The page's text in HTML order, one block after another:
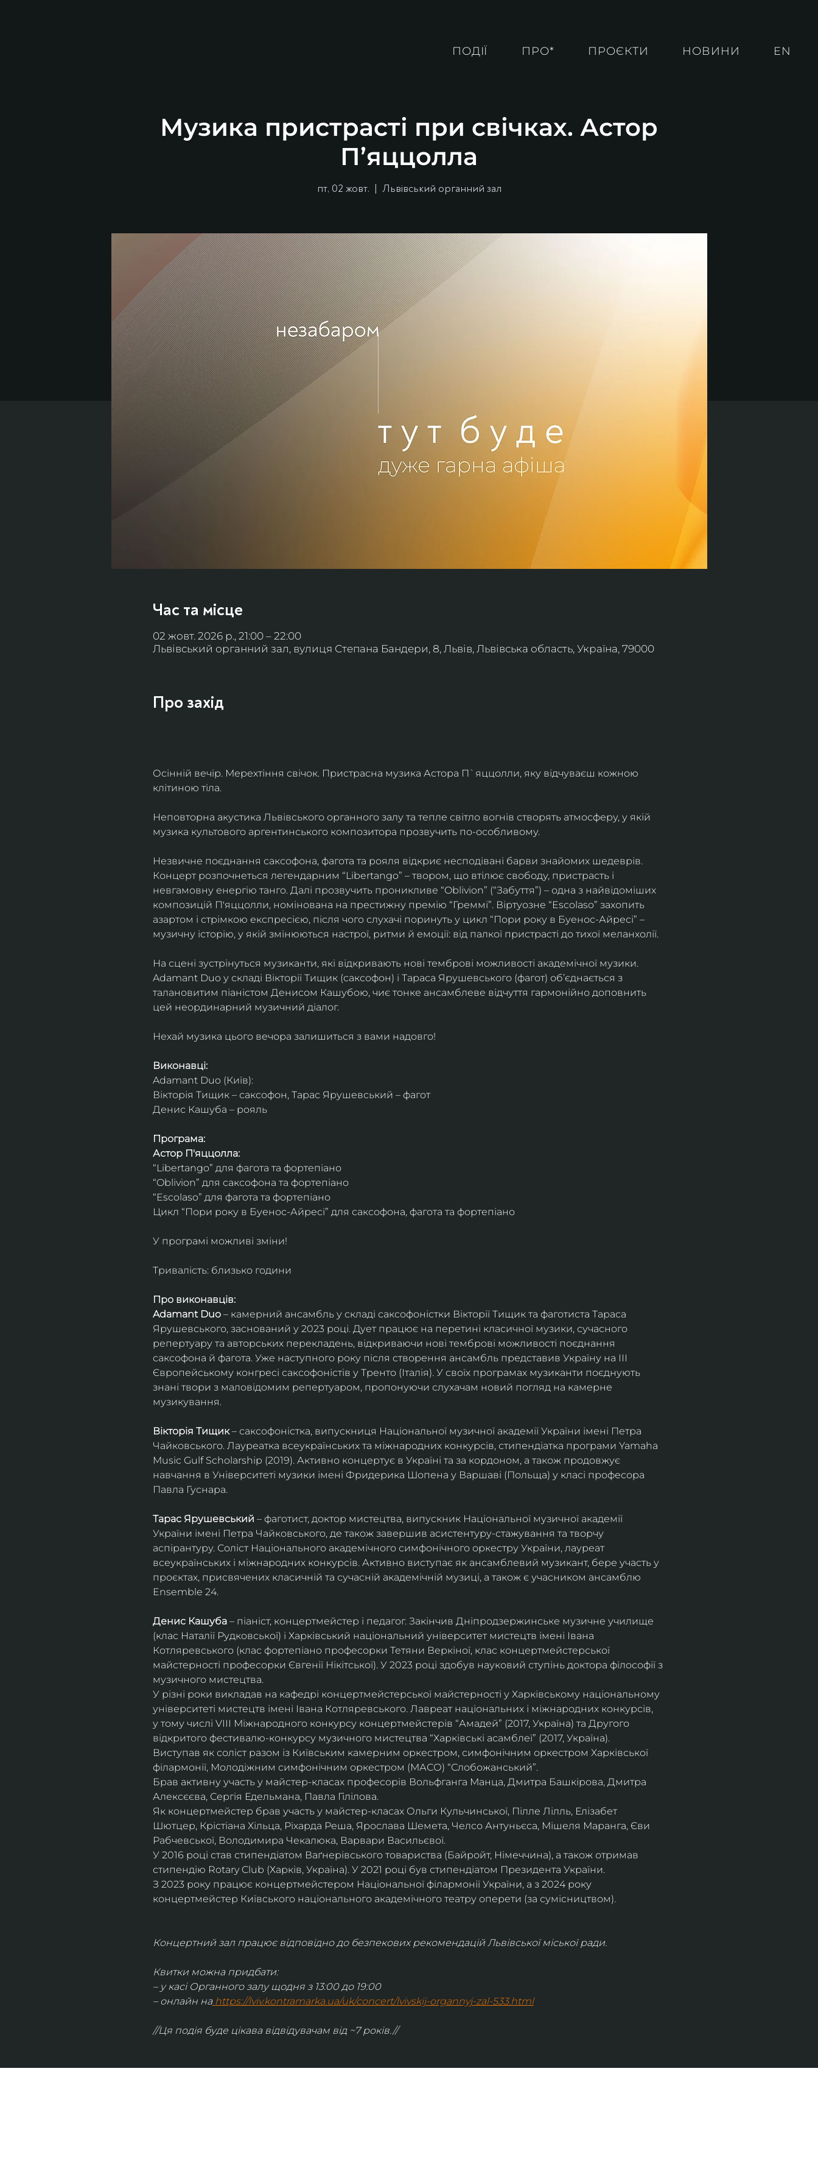
ПОДІЇ ПРО* ПРОЄКТИ НОВИНИ EN
Музика пристрасті при свічках. Астор
П’яццолла
пт, 02 жовт.
  |
Львівський органний зал
Час та місце
02 жовт. 2026 р., 21:00 – 22:00
Львівський органний зал, вулиця Степана Бандери, 8, Львів, Львівська область, Україна, 79000
Про захід
Осінній вечір. Мерехтіння свічок. Пристрасна музика Астора П`яццолли, яку відчуваєш кожною
клітиною тіла.
Неповторна акустика Львівського органного залу та тепле світло вогнів створять атмосферу, у якій
музика культового аргентинського композитора прозвучить по-особливому.
Незвичне поєднання саксофона, фагота та рояля відкриє несподівані барви знайомих шедеврів.
Концерт розпочнеться легендарним “Libertango” – твором, що втілює свободу, пристрасть і
невгамовну енергію танго. Далі прозвучить проникливе “Oblivion” (“Забуття”) – одна з найвідоміших
композицій П'яццолли, номінована на престижну премію “Греммі”. Віртуозне “Escolaso” захопить
азартом і стрімкою експресією, після чого слухачі поринуть у цикл “Пори року в Буенос-Айресі” –
музичну історію, у якій змінюються настрої, ритми й емоції: від палкої пристрасті до тихої меланхолії.
На сцені зустрінуться музиканти, які відкривають нові темброві можливості академічної музики.
Adamant Duo у складі Вікторії Тищик (саксофон) і Тараса Ярушевського (фагот) об’єднається з
талановитим піаністом Денисом Кашубою, чиє тонке ансамблеве відчуття гармонійно доповнить
цей неординарний музичний діалог.
Нехай музика цього вечора залишиться з вами надовго!
Виконавці:
Adamant Duo (Київ):
Вікторія Тищик – саксофон, Тарас Ярушевський – фагот
Денис Кашуба – рояль
Програма:
Астор П'яццолла:
“Libertango” для фагота та фортепіано
“Oblivion” для саксофона та фортепіано
“Escolaso” для фагота та фортепіано
Цикл “Пори року в Буенос-Айресі” для саксофона, фагота та фортепіано
У програмі можливі зміни!
Тривалість: близько години
Про виконавців:
Adamant Duo – камерний ансамбль у складі саксофоністки Вікторії Тищик та фаготиста Тараса
Ярушевського, заснований у 2023 році. Дует працює на перетині класичної музики, сучасного
репертуару та авторських перекладень, відкриваючи нові темброві можливості поєднання
саксофона й фагота. Уже наступного року після створення ансамбль представив Україну на ІІІ
Європейському конгресі саксофоністів у Тренто (Італія). У своїх програмах музиканти поєднують
знані твори з маловідомим репертуаром, пропонуючи слухачам новий погляд на камерне
музикування.
Вікторія Тищик – саксофоністка, випускниця Національної музичної академії України імені Петра
Чайковського. Лауреатка всеукраїнських та міжнародних конкурсів, стипендіатка програми Yamaha
Music Gulf Scholarship (2019). Активно концертує в Україні та за кордоном, а також продовжує
навчання в Університеті музики імені Фридерика Шопена у Варшаві (Польща) у класі професора
Павла Гуснара.
Тарас Ярушевський – фаготист, доктор мистецтва, випускник Національної музичної академії
України імені Петра Чайковського, де також завершив асистентуру-стажування та творчу
аспірантуру. Соліст Національного академічного симфонічного оркестру України, лауреат
всеукраїнських і міжнародних конкурсів. Активно виступає як ансамблевий музикант, бере участь у
проєктах, присвячених класичній та сучасній академічній музиці, а також є учасником ансамблю
Ensemble 24.
Денис Кашуба – піаніст, концертмейстер і педагог. Закінчив Дніпродзержинське музичне училище
(клас Наталії Рудковської) і Харківський національний університет мистецтв імені Івана
Котляревського (клас фортепіано професорки Тетяни Веркіної, клас концертмейстерської
майстерності професорки Євгенії Нікітської). У 2023 році здобув науковий ступінь доктора філософії з
музичного мистецтва.
У різні роки викладав на кафедрі концертмейстерської майстерності у Харківському національному
університеті мистецтв імені Івана Котляревського. Лавреат національних і міжнародних конкурсів,
у тому числі VIII Міжнародного конкурсу концертмейстерів “Амадей” (2017, Україна) та Другого
відкритого фестивалю-конкурсу музичного мистецтва “Харківські асамблеї” (2017, Україна).
Виступав як соліст разом із Київським камерним оркестром, симфонічним оркестром Харківської
філармонії, Молодіжним симфонічним оркестром (МАСО) “Слобожанський”.
Брав активну участь у майстер-класах професорів Вольфганга Манца, Дмитра Башкірова, Дмитра
Алексєєва, Сергія Едельмана, Павла Гілілова.
Як концертмейстер брав участь у майстер-класах Ольги Кульчинської, Пілле Лілль, Елізабет
Шютцер, Крістіана Хільца, Ріхарда Реша, Ярослава Шемета, Челсо Антуньєса, Мішеля Маранга, Єви
Рабчевської, Володимира Чекалюка, Варвари Васильєвої.
У 2016 році став стипендіатом Ваґнерівського товариства (Байройт, Німеччина), а також отримав
стипендію Rotary Club (Харків, Україна). У 2021 році був стипендіатом Президента України.
З 2023 року працює концертмейстером Національної філармонії України, а з 2024 року
концертмейстер Київського національного академічного театру оперети (за сумісництвом).
Концертний зал працює відповідно до безпекових рекомендацій Львівської міської ради.
Квитки можна придбати:
– у касі Органного залу щодня з 13:00 до 19:00
– онлайн на https://lviv.kontramarka.ua/uk/concert/lvivskij-organnyj-zal-533.html
//Ця подія буде цікава відвідувачам від ~7 років.//